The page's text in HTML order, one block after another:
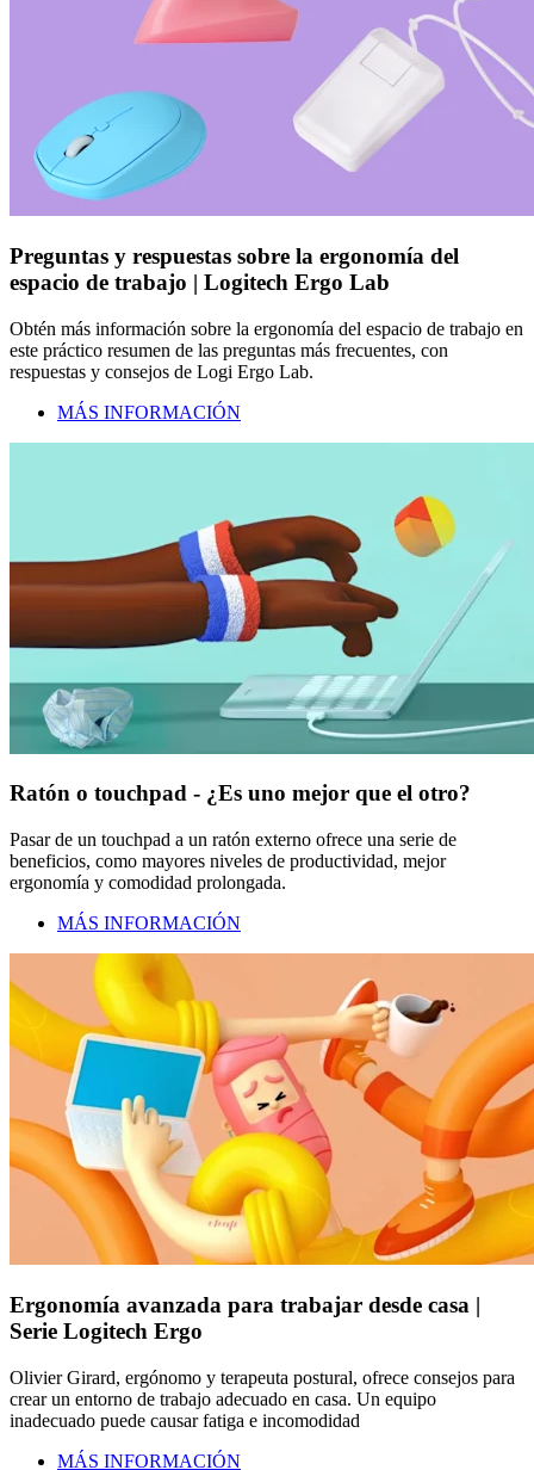
Preguntas y respuestas sobre la ergonomía del
espacio de trabajo | Logitech Ergo Lab
Obtén más información sobre la ergonomía del espacio de trabajo en
este práctico resumen de las preguntas más frecuentes, con
respuestas y consejos de Logi Ergo Lab.
MÁS INFORMACIÓN
Ratón o touchpad - ¿Es uno mejor que el otro?
Pasar de un touchpad a un ratón externo ofrece una serie de
beneficios, como mayores niveles de productividad, mejor
ergonomía y comodidad prolongada.
MÁS INFORMACIÓN
Ergonomía avanzada para trabajar desde casa |
Serie Logitech Ergo
Olivier Girard, ergónomo y terapeuta postural, ofrece consejos para
crear un entorno de trabajo adecuado en casa. Un equipo
inadecuado puede causar fatiga e incomodidad
MÁS INFORMACIÓN